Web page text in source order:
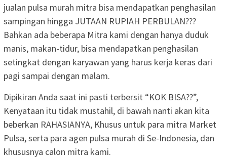
jualan pulsa murah mitra bisa mendapatkan penghasilan
sampingan hingga JUTAAN RUPIAH PERBULAN???
Bahkan ada beberapa Mitra kami dengan hanya duduk
manis, makan-tidur, bisa mendapatkan penghasilan
setingkat dengan karyawan yang harus kerja keras dari
pagi sampai dengan malam.
Dipikiran Anda saat ini pasti terbersit “KOK BISA??”,
Kenyataan itu tidak mustahil, di bawah nanti akan kita
beberkan RAHASIANYA, Khusus untuk para mitra Market
Pulsa, serta para agen pulsa murah di Se-Indonesia, dan
khususnya calon mitra kami.